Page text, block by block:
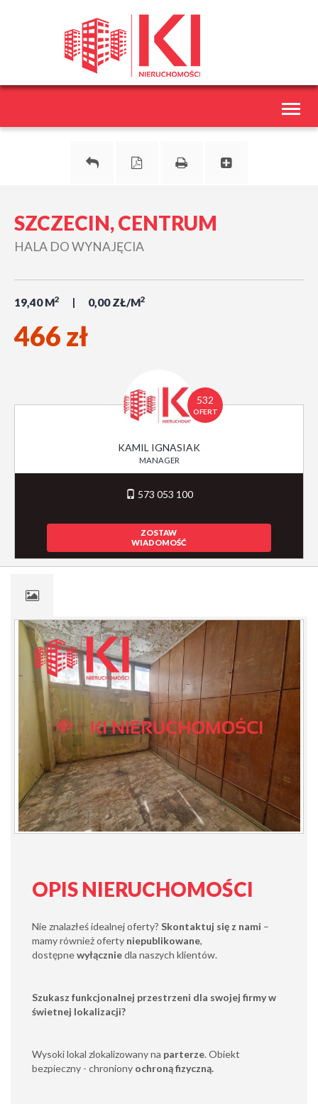
SZCZECIN, CENTRUM
HALA DO WYNAJĘCIA
19,40 M2 0,00 ZŁ/M2
466 zł
532
OFERT
KAMIL IGNASIAK
MANAGER
573 053 100
ZOSTAW
WIADOMOŚĆ
OPIS NIERUCHOMOŚCI
Nie znalazłeś idealnej oferty? Skontaktuj się z nami –
mamy również oferty niepublikowane,
dostępnewyłączniedla naszych klientów.
Szukasz funkcjonalnej przestrzeni dla swojej firmy w
świetnej lokalizacji?
Wysoki lokal zlokalizowany na parterze. Obiekt
bezpieczny - chroniony ochroną fizyczną.